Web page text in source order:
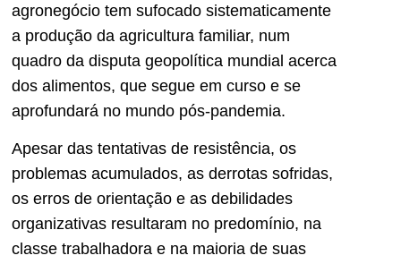
agronegócio tem sufocado sistematicamente
a produção da agricultura familiar, num
quadro da disputa geopolítica mundial acerca
dos alimentos, que segue em curso e se
aprofundará no mundo pós-pandemia.
Apesar das tentativas de resistência, os
problemas acumulados, as derrotas sofridas,
os erros de orientação e as debilidades
organizativas resultaram no predomínio, na
classe trabalhadora e na maioria de suas